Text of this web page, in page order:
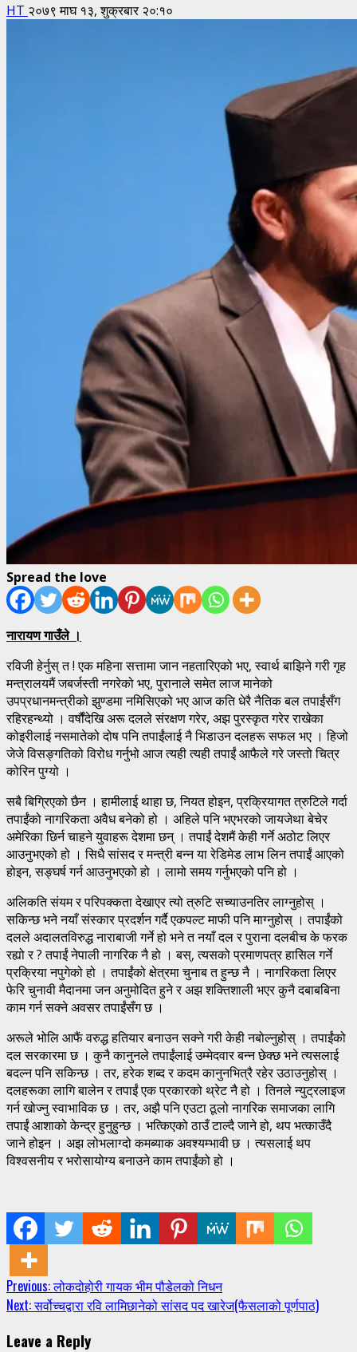
HT २०७९ माघ १३, शुक्रबार २०:१०
Spread the love
नारायण गाउँले ।
रविजी हेर्नुस् त ! एक महिना सत्तामा जान नहतारिएको भए, स्वार्थ बाझिने गरी गृह
मन्त्रालयमैं जबर्जस्ती नगरेको भए, पुरानाले समेत लाज मानेको
उपप्रधानमन्त्रीको झुण्डमा नमिसिएको भए आज कति धेरै नैतिक बल तपाईंसँग
रहिरहन्थ्यो । वर्षौंदेखि अरू दलले संरक्षण गरेर, अझ पुरस्कृत गरेर राखेका
कोइरीलाई नसमातेको दोष पनि तपाईंलाई नै भिडाउन दलहरू सफल भए । हिजो
जेजे विसङ्गतिको विरोध गर्नुभो आज त्यही त्यही तपाईं आफैले गरे जस्तो चित्र
कोरिन पुग्यो ।
सबै बिग्रिएको छैन । हामीलाई थाहा छ, नियत होइन, प्रक्रियागत त्रुटिले गर्दा
तपाईंको नागरिकता अवैध बनेको हो । अहिले पनि भएभरको जायजेथा बेचेर
अमेरिका छिर्न चाहने युवाहरू देशमा छन् । तपाईं देशमैं केही गर्ने अठोट लिएर
आउनुभएको हो । सिधै सांसद र मन्त्री बन्न या रेडिमेड लाभ लिन तपाईं आएको
होइन, सङ्घर्ष गर्न आउनुभएको हो । लामो समय गर्नुभएको पनि हो ।
अलिकति संयम र परिपक्कता देखाएर त्यो त्रुटि सच्याउनतिर लाग्नुहोस् ।
सकिन्छ भने नयाँ संस्कार प्रदर्शन गर्दै एकपल्ट माफी पनि माग्नुहोस् । तपाईंको
दलले अदालतविरुद्ध नाराबाजी गर्ने हो भने त नयाँ दल र पुराना दलबीच के फरक
रह्यो र ? तपाईं नेपाली नागरिक नै हो । बस्, त्यसको प्रमाणपत्र हासिल गर्ने
प्रक्रिया नपुगेको हो । तपाईंको क्षेत्रमा चुनाब त हुन्छ नै । नागरिकता लिएर
फेरि चुनावी मैदानमा जन अनुमोदित हुने र अझ शक्तिशाली भएर कुनै दबाबबिना
काम गर्न सक्ने अवसर तपाईंसँग छ ।
अरूले भोलि आफैं वरुद्ध हतियार बनाउन सक्ने गरी केही नबोल्नुहोस् । तपाईंको
दल सरकारमा छ । कुनै कानुनले तपाईंलाई उम्मेदवार बन्न छेक्छ भने त्यसलाई
बदल्न पनि सकिन्छ । तर, हरेक शब्द र कदम कानुनभित्रै रहेर उठाउनुहोस् ।
दलहरूका लागि बालेन र तपाईं एक प्रकारको थ्रेट नै हो । तिनले न्युट्रलाइज
गर्न खोज्नु स्वाभाविक छ । तर, अझै पनि एउटा ठूलो नागरिक समाजका लागि
तपाईं आशाको केन्द्र हुनुहुन्छ । भत्किएको ठाउँ टाल्दै जाने हो, थप भत्काउँदै
जाने होइन । अझ लोभलाग्दो कमब्याक अवश्यम्भावी छ । त्यसलाई थप
विश्वसनीय र भरोसायोग्य बनाउने काम तपाईंको हो ।
Continue
Reading
Previous:लोकदोहोरी गायक भीम पौडेलको निधन
Next:सर्वोच्चद्वारा रवि लामिछानेको सांसद पद खारेज(फैसलाको पूर्णपाठ)
Leave a Reply